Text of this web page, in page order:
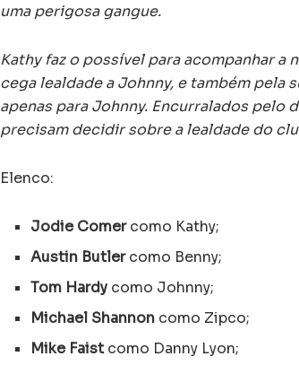
uma perigosa gangue.
Kathy faz o possível para acompanhar a
cega lealdade a Johnny, e também pela
apenas para Johnny. Encurralados
precisam decidir sobre a lealdade do
Elenco:
Jodie Comercomo Kathy;
Austin Butlercomo Benny;
Tom Hardy como Johnny;
Michael Shannon como Zipco;
Mike Faistcomo Danny Lyon;